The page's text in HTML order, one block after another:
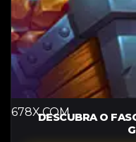
678X.COM
DESCUBRA O